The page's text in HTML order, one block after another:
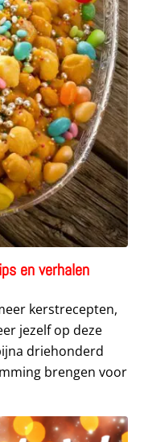
en verhalen
kerstrecepten,
jezelf op deze
driehonderd
brengen voor